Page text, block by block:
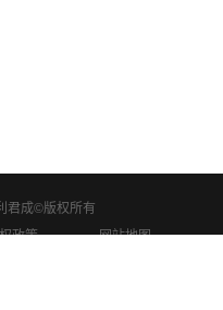
君成©版权所有
政策
网站地图